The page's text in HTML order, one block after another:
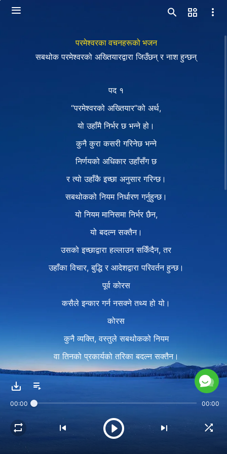
परमेश्‍वरका वचनहरूको भजन
सबथोक परमेश्‍वरको अख्तियारद्वारा जिउँछन् र नाश हुन्छन्
पद १
“परमेश्‍वरको अख्तियार”को अर्थ,
यो उहाँमै निर्भर छ भन्ने हो।
कुनै कुरा कसरी गरिनेछ भन्ने
निर्णयको अधिकार उहाँसँग छ
र त्यो उहाँकै इच्छा अनुसार गरिन्छ।
सबथोकको नियम निर्धारण गर्नुहुन्छ।
यो नियम मानिसमा निर्भर छैन,
यो बदल्न सक्तैन।
उसको इच्छाद्वारा हल्लाउन सकिँदैन, तर
उहाँका विचार, बुद्धि र आदेशद्वारा परिवर्तन हुन्छ।
पूर्व कोरस
कसैले इन्कार गर्न नसक्ने तथ्य हो यो।
कोरस
कुनै व्यक्ति, वस्तुले सबथोकको नियम
वा तिनको प्रकार्यको तरिका बदल्न सक्तैन।
ती उहाँको अख्तियारले अस्तित्वमा आए,
पद २
00:00 00:00